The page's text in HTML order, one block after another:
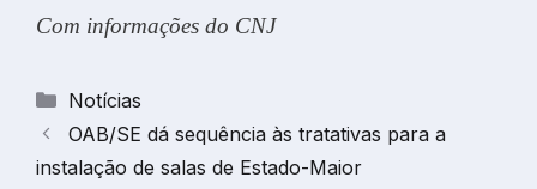
Com informações do CNJ
Categorias
Notícias
OAB/SE dá sequência às tratativas para a
instalação de salas de Estado-Maior